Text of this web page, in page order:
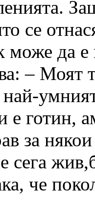
се
може да е
– Моят
най-
е готин,
за
сега
че